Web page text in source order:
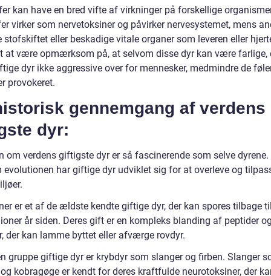
kan have en bred vifte af virkninger på forskellige
virker som nervetoksiner og påvirker nervesystemet, mens
stofskiftet eller beskadige vitale organer som leveren eller
at være opmærksom på, at selvom disse dyr kan være farlige,
dyr ikke aggressive over for mennesker, medmindre de
provokeret.
gennemgang af verdens
dyr:
om verdens giftigste dyr er så fascinerende som selve dyrene.
evolutionen har giftige dyr udviklet sig for at overleve og
er et af de ældste kendte giftige dyr, der kan spores tilbage
år siden. Deres gift er en kompleks blanding af peptider
der kan lamme byttet eller afværge rovdyr.
gruppe giftige dyr er krybdyr som slanger og firben. Slanger
kobragøge er kendt for deres kraftfulde neurotoksiner, der